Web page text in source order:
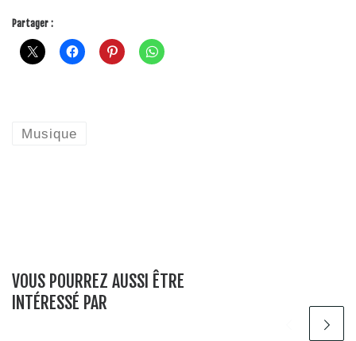
Partager :
Musique
VOUS POURREZ AUSSI ÊTRE
INTÉRESSÉ PAR